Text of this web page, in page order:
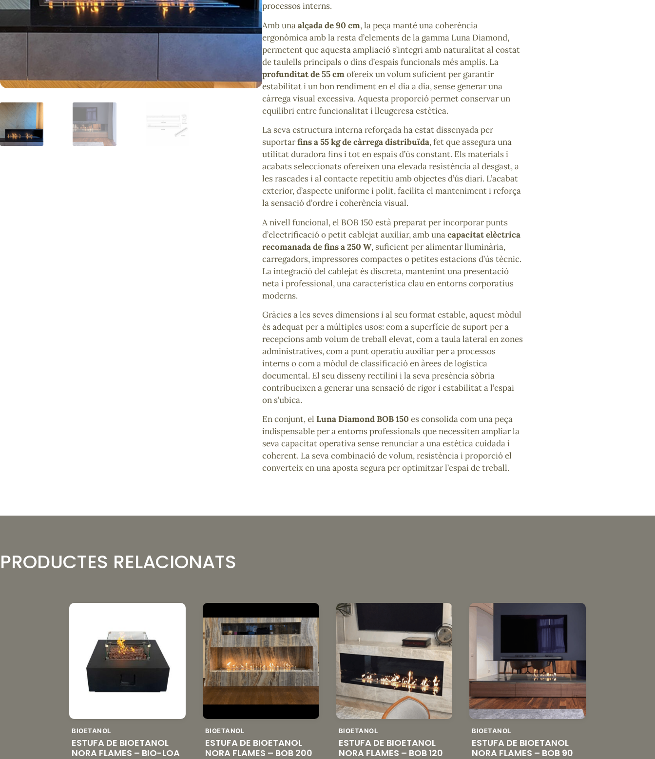
processos interns.
Amb unaalçada de 90 cm, la peça manté una coherència
ergonòmica amb la resta d’elements de la gamma Luna Diamond,
permetent que aquesta ampliació s’integri amb naturalitat al costat
de taulells principals o dins d’espais funcionals més amplis. La
profunditat de 55 cmofereix un volum suficient per garantir
estabilitat i un bon rendiment en el dia a dia, sense generar una
càrrega visual excessiva. Aquesta proporció permet conservar un
equilibri entre funcionalitat i lleugeresa estètica.
La seva estructura interna reforçada ha estat dissenyada per
suportarfins a 55 kg de càrrega distribuïda, fet que assegura una
utilitat duradora fins i tot en espais d’ús constant. Els materials i
acabats seleccionats ofereixen una elevada resistència al desgast, a
les rascades i al contacte repetitiu amb objectes d’ús diari. L’acabat
exterior, d’aspecte uniforme i polit, facilita el manteniment i reforça
la sensació d’ordre i coherència visual.
A nivell funcional, el BOB 150 està preparat per incorporar punts
d’electrificació o petit cablejat auxiliar, amb unacapacitat elèctrica
recomanada de fins a 250 W, suficient per alimentar lluminària,
carregadors, impressores compactes o petites estacions d’ús tècnic.
La integració del cablejat és discreta, mantenint una presentació
neta i professional, una característica clau en entorns corporatius
moderns.
Gràcies a les seves dimensions i al seu format estable, aquest mòdul
és adequat per a múltiples usos: com a superfície de suport per a
recepcions amb volum de treball elevat, com a taula lateral en zones
administratives, com a punt operatiu auxiliar per a processos
interns o com a mòdul de classificació en àrees de logística
documental. El seu disseny rectilini i la seva presència sòbria
contribueixen a generar una sensació de rigor i estabilitat a l’espai
on s’ubica.
En conjunt, el Luna Diamond BOB 150 es consolida com una peça
indispensable per a entorns professionals que necessiten ampliar la
seva capacitat operativa sense renunciar a una estètica cuidada i
coherent. La seva combinació de volum, resistència i proporció el
converteix en una aposta segura per optimitzar l’espai de treball.
PRODUCTES RELACIONATS
BIOETANOL
ESTUFA DE BIOETANOL
NORA FLAMES – BIO-LOA
BIOETANOL
ESTUFA DE BIOETANOL
NORA FLAMES – BOB 200
BIOETANOL
ESTUFA DE BIOETANOL
NORA FLAMES – BOB 120
BIOETANOL
ESTUFA DE BIOETANOL
NORA FLAMES – BOB 90